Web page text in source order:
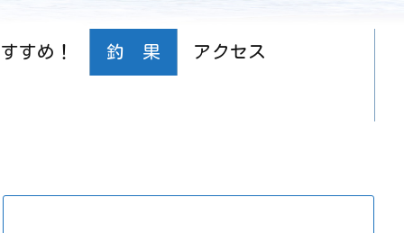
すめ！ 釣 果 アクセス